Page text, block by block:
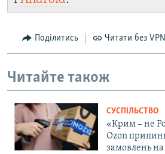
Поділитись Читати без VPN
Читайте також
СУСПІЛЬСТВО
«Крим – не
Ozon
замовлень